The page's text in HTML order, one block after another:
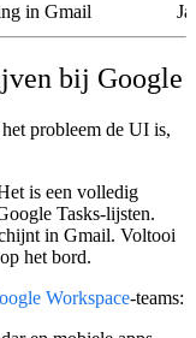
in Gmail
bij Google
probleem de UI is,
is een volledig
Tasks-lijsten.
in Gmail. Voltooi
het bord.
Workspace-teams: